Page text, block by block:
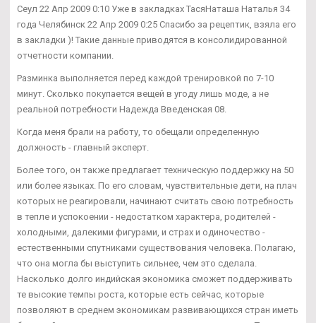
Сеул 22 Апр 2009 0:10 Уже в закладках ТасяНаташа Наталья 34
года Челябинск 22 Апр 2009 0:25 Спасибо за рецептик, взяла его
в закладки )! Такие данные приводятся в консолидированной
отчетности компании.
Разминка выполняется перед каждой тренировкой по 7-10
минут. Сколько покупается вещей в угоду лишь моде, а не
реальной потребности Надежда Введенская 08.
Когда меня брали на работу, то обещали определенную
должность - главный эксперт.
Более того, он также предлагает техническую поддержку на 50
или более языках. По его словам, чувствительные дети, на плач
которых не реагировали, начинают считать свою потребность
в тепле и успокоении - недостатком характера, родителей -
холодными, далекими фигурами, и страх и одиночество -
естественными спутниками существования человека. Полагаю,
что она могла бы выступить сильнее, чем это сделала.
Насколько долго индийская экономика сможет поддерживать
те высокие темпы роста, которые есть сейчас, которые
позволяют в среднем экономикам развивающихся стран иметь